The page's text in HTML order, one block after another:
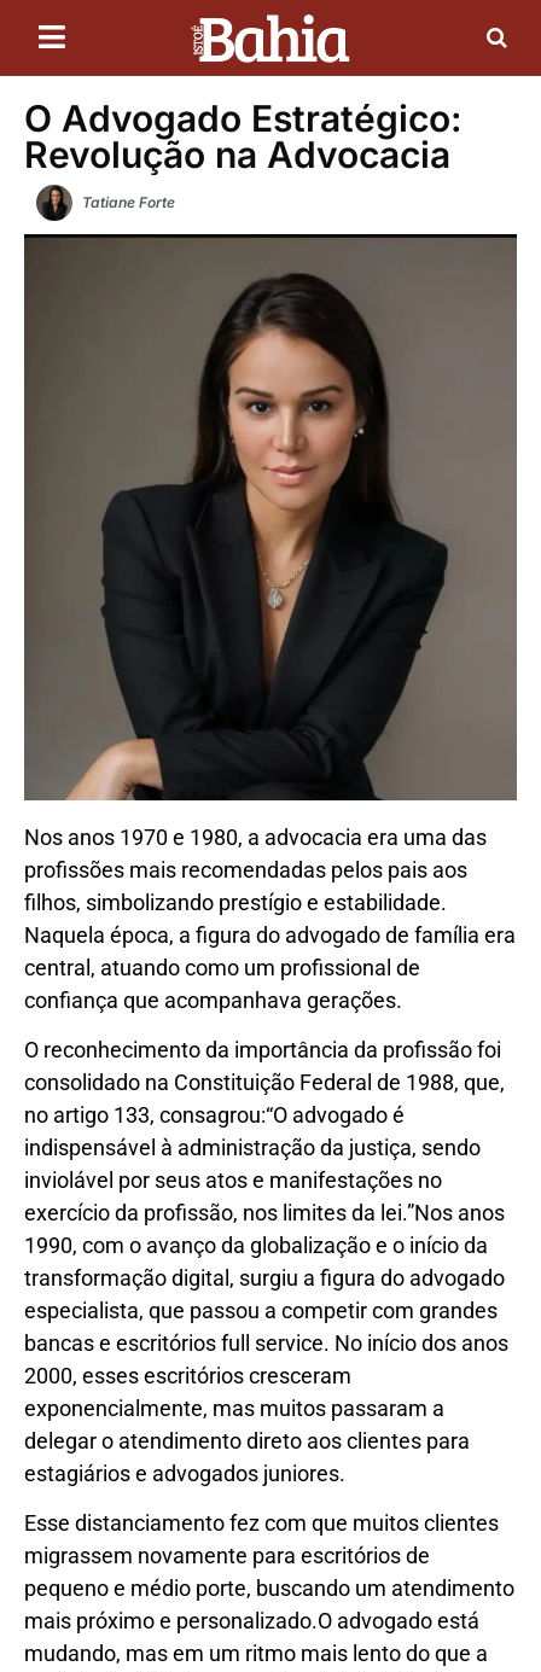
O Advogado Estratégico:
Revolução na Advocacia
Tatiane Forte
Nos anos 1970 e 1980, a advocacia era uma das
profissões mais recomendadas pelos pais aos
filhos, simbolizando prestígio e estabilidade.
Naquela época, a figura do advogado de família era
central, atuando como um profissional de
confiança que acompanhava gerações.
O reconhecimento da importância da profissão foi
consolidado na Constituição Federal de 1988, que,
no artigo 133, consagrou:“O advogado é
indispensável à administração da justiça, sendo
inviolável por seus atos e manifestações no
exercício da profissão, nos limites da lei.”Nos anos
1990, com o avanço da globalização e o início da
transformação digital, surgiu a figura do advogado
especialista, que passou a competir com grandes
bancas e escritórios full service. No início dos anos
2000, esses escritórios cresceram
exponencialmente, mas muitos passaram a
delegar o atendimento direto aos clientes para
estagiários e advogados juniores.
Esse distanciamento fez com que muitos clientes
migrassem novamente para escritórios de
pequeno e médio porte, buscando um atendimento
mais próximo e personalizado.O advogado está
mudando, mas em um ritmo mais lento do que a